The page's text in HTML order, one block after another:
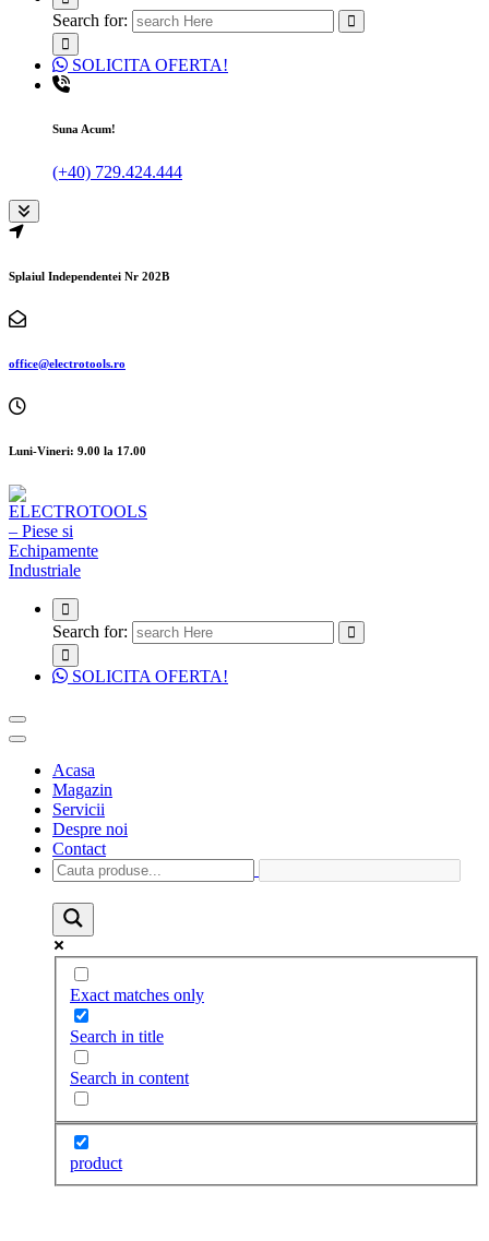
Search for:
SOLICITA OFERTA!
Suna Acum!
(+40) 729.424.444
Splaiul Independentei Nr 202B
office@electrotools.ro
Luni-Vineri: 9.00 la 17.00
Search for:
SOLICITA OFERTA!
Acasa
Magazin
Servicii
Despre noi
Contact
Exact matches only
Search in title
Search in content
product